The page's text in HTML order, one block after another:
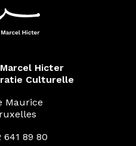
Hicter
Culturelle
Maurice
641 89 80